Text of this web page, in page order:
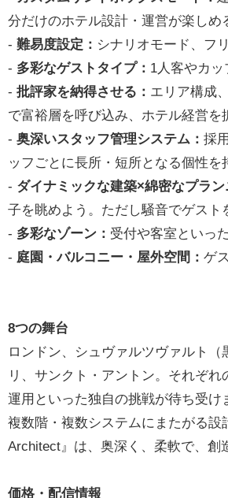
分だけのホテル設計・運営が楽しめ
- 難易度設定： シナリオモード、フ
- 多彩なゲストタイプ： 1人客やカ
- 批評家を納得させる： エリア構成
で富裕層を呼び込み、ホテル経営を
- 奥深いスタッフ管理システム： 採
ッフごとに長所・短所となる個性
- ダイナミックな建築×綿密なプラン
子を眺めよう。ただし騒音でゲス
- 多彩なゾーン： 受付や客室といっ
- 庭園・バルコニー・屋外空間： ゲ
8つの舞台
ロンドン、シュヴァルツヴァルト
リ、サンクト・アントン。それぞ
運用といった独自の挑戦が待ち受け
複数階・複数システムにまたがる
Architect』は、奥深く、柔軟で、
価格・配信情報